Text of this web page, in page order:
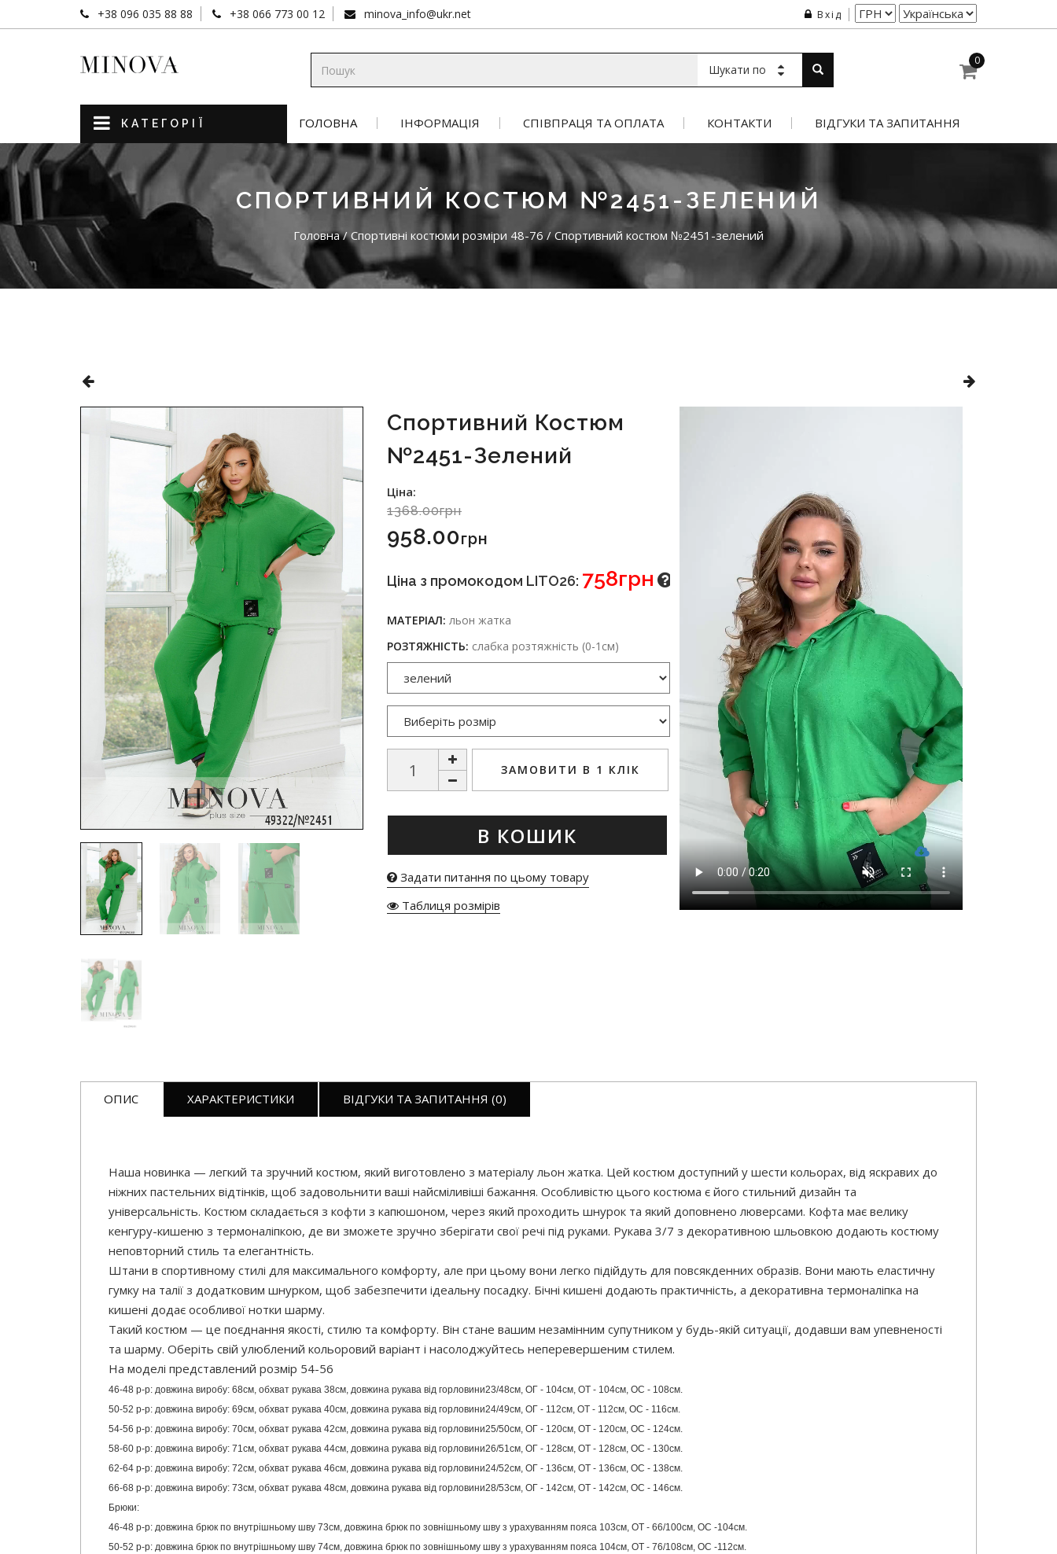
+38 096 035 88 88 +38 066 773 00 12 minova_info@ukr.net Вхід
Шукати по
0
КАТЕГОРІЇ ГОЛОВНА ІНФОРМАЦІЯ СПІВПРАЦЯ ТА ОПЛАТА КОНТАКТИ ВІДГУКИ ТА ЗАПИТАННЯ
СПОРТИВНИЙ КОСТЮМ №2451-ЗЕЛЕНИЙ
Головна/ Спортивні костюми розміри 48-76/ Спортивний костюм №2451-зелений
Спортивний Костюм
№2451-Зелений
Ціна:
1368.00грн
958.00Грн
Ціна з промокодом LITO26: 758грн
МАТЕРІАЛ: льон жатка
РОЗТЯЖНІСТЬ: слабка розтяжність (0-1см)
ЗАМОВИТИ В 1 КЛІК
В КОШИК
Задати питання по цьому товару
Таблиця розмірів
ОПИС ХАРАКТЕРИСТИКИ ВІДГУКИ ТА ЗАПИТАННЯ (0)
Наша новинка — легкий та зручний костюм, який виготовлено з матеріалу льон жатка. Цей костюм доступний у шести кольорах, від яскравих до
ніжних пастельних відтінків, щоб задовольнити ваші найсміливіші бажання. Особливістю цього костюма є його стильний дизайн та
універсальність. Костюм складається з кофти з капюшоном, через який проходить шнурок та який доповнено люверсами. Кофта має велику
кенгуру-кишеню з термоналіпкою, де ви зможете зручно зберігати свої речі під руками. Рукава 3/7 з декоративною шльовкою додають костюму
неповторний стиль та елегантність.
Штани в спортивному стилі для максимального комфорту, але при цьому вони легко підійдуть для повсякденних образів. Вони мають еластичну
гумку на талії з додатковим шнурком, щоб забезпечити ідеальну посадку. Бічні кишені додають практичність, а декоративна термоналіпка на
кишені додає особливої нотки шарму.
Такий костюм — це поєднання якості, стилю та комфорту. Він стане вашим незамінним супутником у будь-якій ситуації, додавши вам упевненості
та шарму. Оберіть свій улюблений кольоровий варіант і насолоджуйтесь неперевершеним стилем.
На моделі представлений розмір 54-56
46-48 р-р: довжина виробу: 68см, обхват рукава 38см, довжина рукава від горловини23/48см, ОГ - 104см, ОТ - 104см, ОС - 108см.
50-52 р-р: довжина виробу: 69см, обхват рукава 40см, довжина рукава від горловини24/49см, ОГ - 112см, ОТ - 112см, ОС - 116см.
54-56 р-р: довжина виробу: 70см, обхват рукава 42см, довжина рукава від горловини25/50см, ОГ - 120см, ОТ - 120см, ОС - 124см.
58-60 р-р: довжина виробу: 71см, обхват рукава 44см, довжина рукава від горловини26/51см, ОГ - 128см, ОТ - 128см, ОС - 130см.
62-64 р-р: довжина виробу: 72см, обхват рукава 46см, довжина рукава від горловини24/52см, ОГ - 136см, ОТ - 136см, ОС - 138см.
66-68 р-р: довжина виробу: 73см, обхват рукава 48см, довжина рукава від горловини28/53см, ОГ - 142см, ОТ - 142см, ОС - 146см.
Брюки:
46-48 р-р: довжина брюк по внутрішньому шву 73см, довжина брюк по зовнішньому шву з урахуванням пояса 103см, ОТ - 66/100см, ОС -104см.
50-52 р-р: довжина брюк по внутрішньому шву 74см, довжина брюк по зовнішньому шву з урахуванням пояса 104см, ОТ - 76/108см, ОС -112см.